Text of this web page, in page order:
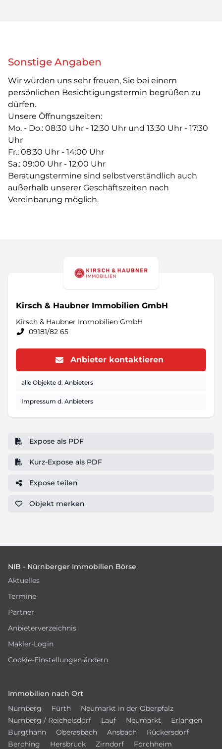
Sonstige Angaben
Wir würden uns sehr freuen, Sie bei einem
persönlichen Besichtigungstermin begrüßen zu
dürfen.
Unsere Öffnungszeiten:
Mo. - Do.: 08:30 Uhr - 12:30 Uhr und 13:30 Uhr - 17:30
Uhr
Fr.: 08:30 Uhr - 14:00 Uhr
Sa.: 09:00 Uhr - 12:00 Uhr
Beratungstermine sind selbstverständlich auch
außerhalb unserer Geschäftszeiten nach
Vereinbarung möglich.
Kirsch & Haubner Immobilien GmbH
Kirsch & Haubner Immobilien GmbH
09181/82 65
Anbieter kontaktieren
alle Objekte d. Anbieters
Impressum d. Anbieters
Expose als PDF
Kurz-Expose als PDF
Expose teilen
Objekt merken
NIB - Nürnberger Immobilien Börse
Aktuelles
Termine
Partner
Anbieterverzeichnis
Makler-Login
Cookie-Einstellungen ändern
Immobilien nach Ort
Nürnberg
Fürth
Neumarkt in der Oberpfalz
Nürnberg / Reichelsdorf
Lauf Neumarkt
Erlangen
Burgthann
Oberasbach Ansbach
Rückersdorf
Berching
Hersbruck Zirndorf Forchheim